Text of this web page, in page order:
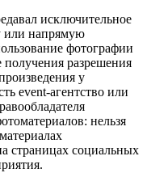
исключительное
или напрямую
фотографии
получения разрешения
у
event-агентство или
нельзя
страницах социальных